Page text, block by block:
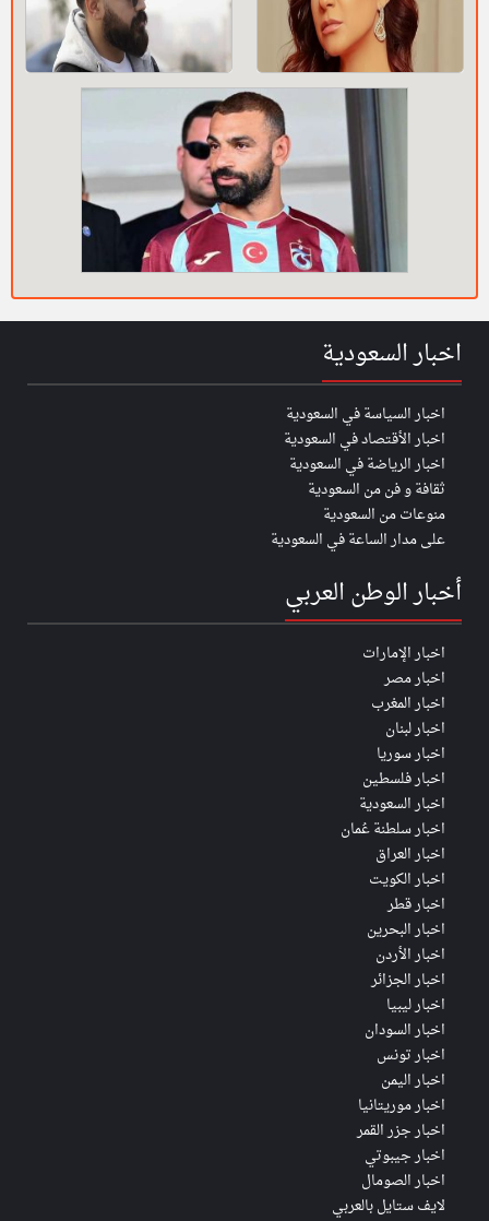
اخبار السعودية
اخبار السياسة في السعودية
اخبار الأقتصاد في السعودية
اخبار الرياضة في السعودية
ثقافة و فن من السعودية
منوعات من السعودية
على مدار الساعة في السعودية
أخبار الوطن العربي
اخبار الإمارات
اخبار مصر
اخبار المغرب
اخبار لبنان
اخبار سوريا
اخبار فلسطين
اخبار السعودية
اخبار سلطنة عُمان
اخبار العراق
اخبار الكويت
اخبار قطر
اخبار البحرين
اخبار الأردن
اخبار الجزائر
اخبار ليبيا
اخبار السودان
اخبار تونس
اخبار اليمن
اخبار موريتانيا
اخبار جزر القمر
اخبار جيبوتي
اخبار الصومال
لايف ستايل بالعربي